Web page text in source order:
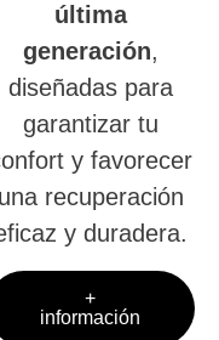
última
generación,
diseñadas para
garantizar tu
y favorecer
una recuperación
y duradera.
+
información